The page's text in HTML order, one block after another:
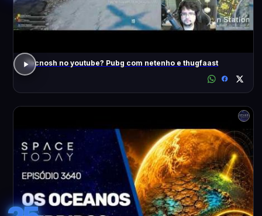
Tecnosh no youtube? Pubg com netenho e thugfaast